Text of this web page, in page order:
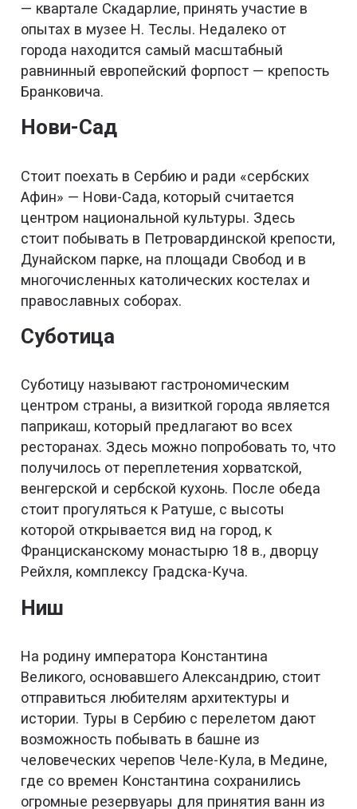
— квартале Скадарлие, принять участие в
опытах в музее Н. Теслы. Недалеко от
города находится самый масштабный
равнинный европейский форпост — крепость
Бранковича.
Нови-Сад
Стоит поехать в Сербию и ради «сербских
Афин» — Нови-Сада, который считается
центром национальной культуры. Здесь
стоит побывать в Петровардинской крепости,
Дунайском парке, на площади Свобод и в
многочисленных католических костелах и
православных соборах.
Суботица
Суботицу называют гастрономическим
центром страны, а визиткой города является
паприкаш, который предлагают во всех
ресторанах. Здесь можно попробовать то, что
получилось от переплетения хорватской,
венгерской и сербской кухонь. После обеда
стоит прогуляться к Ратуше, с высоты
которой открывается вид на город, к
Францисканскому монастырю 18 в., дворцу
Рейхля, комплексу Градска-Куча.
Ниш
На родину императора Константина
Великого, основавшего Александрию, стоит
отправиться любителям архитектуры и
истории. Туры в Сербию с перелетом дают
возможность побывать в башне из
человеческих черепов Челе-Кула, в Медине,
где со времен Константина сохранились
огромные резервуары для принятия ванн из